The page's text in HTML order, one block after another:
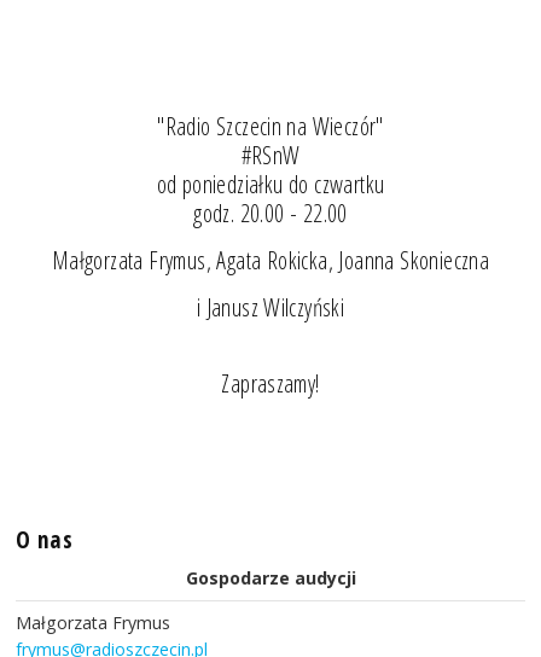
"Radio Szczecin na Wieczór"
#RSnW
od poniedziałku do czwartku
godz. 20.00 - 22.00
Małgorzata Frymus, Agata Rokicka, Joanna Skonieczna
i Janusz Wilczyński
Zapraszamy!
O nas
Gospodarze audycji
Małgorzata Frymus
frymus@radioszczecin.pl